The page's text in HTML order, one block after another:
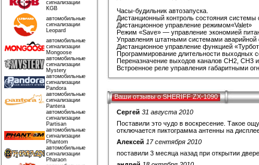
сигнализации
KGB
автомобильные
сигнализации
Leopard
автомобильные
сигнализации
Mongoose
автомобильные
сигнализации
Mystery
автомобильные
сигнализации
Pandora
автомобильные
сигнализации
Pantera
автомобильные
сигнализации
Partisan
автомобильные
сигнализации
Phantom
автомобильные
сигнализации
Pharaon
Часы-будильник автозапуска.
Дистанционный контроль состояния
Дистанционное управление режимом«Valet»
Режим «Save» — управление экономией
Управления штатными системами аварийной
Дистанционное управление функцией
Программирование длительности выходных
Переназначение выходов каналов СН2, СН3 и
Встроенное реле управления габаритными
Ваши отзывы о SHERIFF ZX-1090
Сергей 31 августа 2010
Поставили это чудо в воскресение. Такое
отключается пиктограмма антенны на
Алексей 17 сентября 2010
поставили 3 месяца назад при открытии